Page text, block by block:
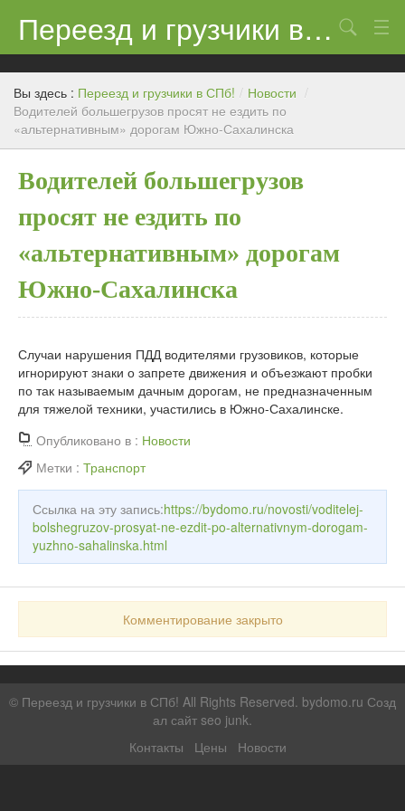
Переезд и грузчики в СПб!
Контакты
Цены
Новости
Поиск
Вы здесь : Переезд и грузчики в СПб! / Новости /
Водителей большегрузов просят не ездить по
«альтернативным» дорогам Южно-Сахалинска
Водителей большегрузов
просят не ездить по
«альтернативным» дорогам
Южно-Сахалинска
Случаи нарушения ПДД водителями грузовиков, которые
игнорируют знаки о запрете движения и объезжают пробки
по так называемым дачным дорогам, не предназначенным
для тяжелой техники, участились в Южно-Сахалинске.
Опубликовано в : Новости
Метки : Транспорт
Ссылка на эту запись:https://bydomo.ru/novosti/voditelej-
bolshegruzov-prosyat-ne-ezdit-po-alternativnym-dorogam-
yuzhno-sahalinska.html
Комментирование закрыто
© Переезд и грузчики в СПб! All Rights Reserved. bydomo.ru Созд
ал сайт seo junk.
Контакты
Цены Новости